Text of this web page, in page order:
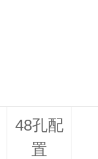
48孔配
置